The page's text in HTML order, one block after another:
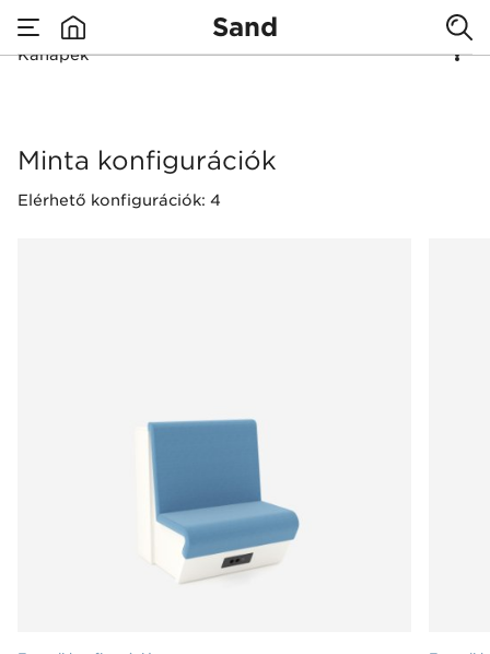
Sand
Kanapék
Kanapék
Minta konfigurációk
Elérhető konfigurációk: 4